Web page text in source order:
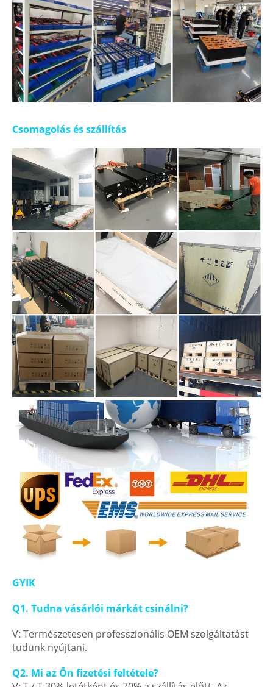
Csomagolás és szállítás
GYIK
Q1. Tudna vásárlói márkát csinálni?
V: Természetesen professzionális OEM szolgáltatást
tudunk nyújtani.
Q2. Mi az Ön fizetési feltétele?